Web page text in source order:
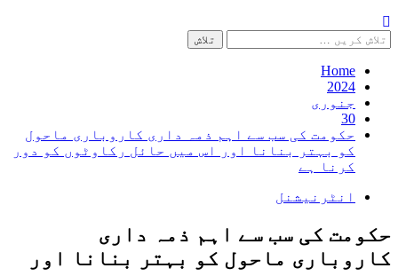
تلاش
کریں
برائے:Home
2024
جنوری
30
حکومت کی سب سے اہم ذمہ داری کاروباری ماحول
کو بہتر بنانا اور اس میں حائل رکاوٹوں کو دور
کرنا ہے
انٹرنیشنل
حکومت کی سب سے اہم ذمہ داری
کاروباری ماحول کو بہتر بنانا اور